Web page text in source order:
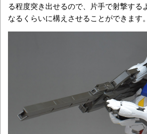
る程度突き出せるので、片手で射撃する
なるくらいに構えさせることができます。